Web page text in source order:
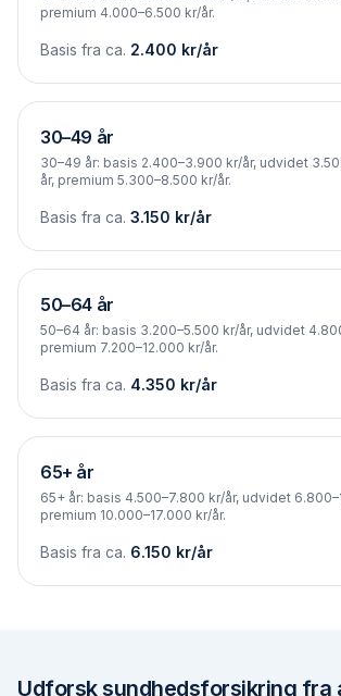
premium 4.000–6.500 kr/år.
Basis fra ca. 2.400 kr/år
30–49 år
30–49 år: basis 2.400–3.900 kr/år, udvidet
år, premium 5.300–8.500 kr/år.
Basis fra ca. 3.150 kr/år
50–64 år
50–64 år: basis 3.200–5.500 kr/år, udvidet
premium 7.200–12.000 kr/år.
Basis fra ca. 4.350 kr/år
65+ år
65+ år: basis 4.500–7.800 kr/år, udvidet
premium 10.000–17.000 kr/år.
Basis fra ca. 6.150 kr/år
Udforsk sundhedsforsikring fra